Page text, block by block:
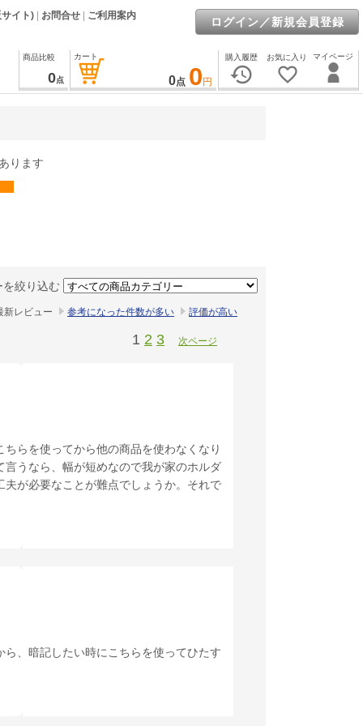
イト) お問合せ ご利用案内 ログイン／新規会員登録
マイページ
お気に入り
favorite_border
購入履歴
history
カート
0点 0 円
商品比較
0点
ります
絞り込む
新レビュー 参考になった件数が多い 評価が高い
1 2 3 次ページ
らを使ってから他の商品を使わなくなり
うなら、幅が短めなので我が家のホルダ
が必要なことが難点でしょうか。それで
、暗記したい時にこちらを使ってひたす